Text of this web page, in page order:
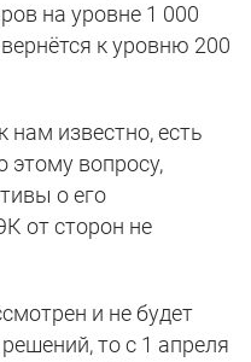
на уровне 1 000
к уровню 200
нам известно, есть
этому вопросу,
о его
от сторон не
и не будет
то с 1 апреля